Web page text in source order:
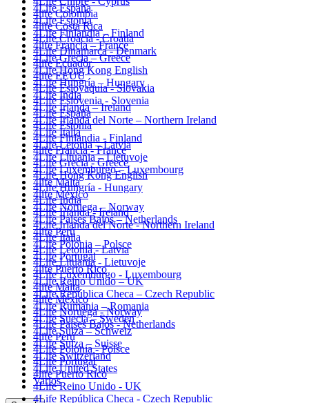
4Life España
4Life Estonia
4Life Finlandia – Finland
4life Francia – France
4Life Grecia – Greece
4Life Hong Kong English
4Life Hungría – Hungary
4Life India
4Life Irlanda – Ireland
4Life Irlanda del Norte – Northern Ireland
4Life Italia
4Life Letonia – Latvia
4Life Lituania – Lietuvoje
4Life Luxemburgo – Luxembourg
4life Malta
4life México
4Life Noruega – Norway
4Life Paises Bajos – Netherlands
4life Perú
4Life Polonia – Polsce
4Life Portugal
4life Puerto Rico
4Life Reino Unido – UK
4Life República Checa – Czech Republic
4Life Rumania – Romania
4Life Suecia – Sweden
4Life Suiza – Schweiz
4Life Suiza – Suisse
4Life Switzerland
4Life United States
Varios
4life Colombia
4life Costa Rica
4Life Croacia - Croatia
4Life Dinamarca - Denmark
4life Ecuador
4life EEUU
4Life Eslovaquia - Slovakia
4Life Eslovenia - Slovenia
4Life España
4Life Estonia
4Life Finlandia - Finland
4life Francia - France
4Life Grecia - Greece
4Life Hong Kong English
4Life Hungría - Hungary
4Life India
4Life Irlanda - Ireland
4Life Irlanda del Norte - Northern Ireland
4Life Italia
4Life Letonia - Latvia
4Life Lituania - Lietuvoje
4Life Luxemburgo - Luxembourg
4life Malta
4life México
4Life Noruega - Norway
4Life Paises Bajos - Netherlands
4life Perú
4Life Polonia - Polsce
4Life Portugal
4life Puerto Rico
4Life Reino Unido - UK
4Life República Checa - Czech Republic